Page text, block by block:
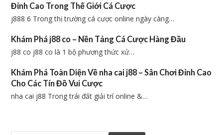
Đỉnh Cao Trong Thế Giới Cá Cược
j888 6 Trong thị trường cá cược online ngày càng…
Khám Phá j88 co – Nền Tảng Cá Cược Hàng Đầu
j88 co j88 co là 1 bộ phương thức xử…
Khám Phá Toàn Diện Về nha cai j88 – Sân Chơi Đỉnh Cao
Cho Các Tín Đồ Vui Cược
nha cai j88 Trong trái đất giải trí online &…